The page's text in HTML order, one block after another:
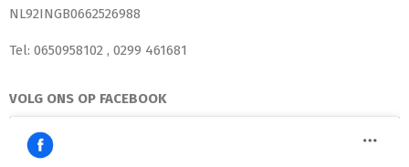
NL92INGB0662526988
Tel: 0650958102 , 0299 461681
VOLG ONS OP FACEBOOK